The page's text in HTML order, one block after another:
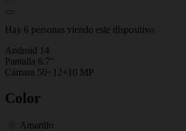
Hay 6 personas viendo este dispositivo
Android 14
Pantalla 6.7"
Cámara 50+12+10 MP
Color
Amarillo